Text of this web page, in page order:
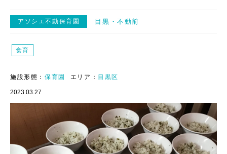
アソシエ不動保育園 目黒 不動前
食育
施設形態： 保育園 エリア： 目黒区
2023.03.27